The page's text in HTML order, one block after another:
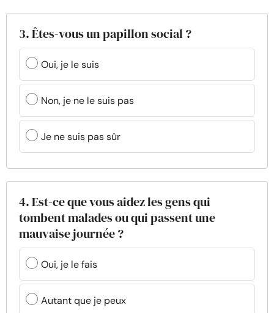
3. Êtes-vous un papillon social ?
Oui, je le suis
Non, je ne le suis pas
Je ne suis pas sûr
4. Est-ce que vous aidez les gens qui
tombent malades ou qui passent une
mauvaise journée ?
Oui, je le fais
Autant que je peux